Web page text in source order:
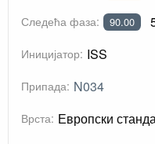
Следећа фаза: 90.00
Иницијатор: ISS
Припада: N034
Врста: Европски